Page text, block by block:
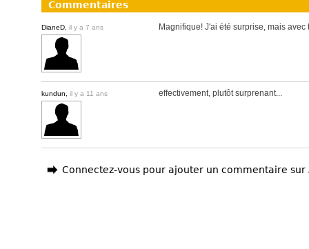
Commentaires
DianeD, il y a 7 ans Magnifique! J'ai été surprise, mais
kundun, il y a 11 ans effectivement, plutôt surprenant...
Connectez-vous pour ajouter un commentaire sur